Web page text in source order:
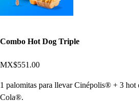
Combo Hot Dog Triple
MX$551.00
1 palomitas para llevar Cinépolis® + 3 hot
Cola®.